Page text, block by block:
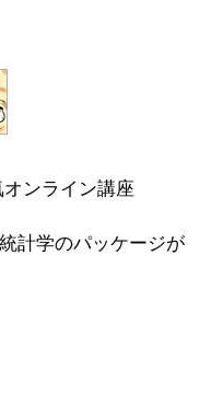
ンライン講座
計学のパッケージが